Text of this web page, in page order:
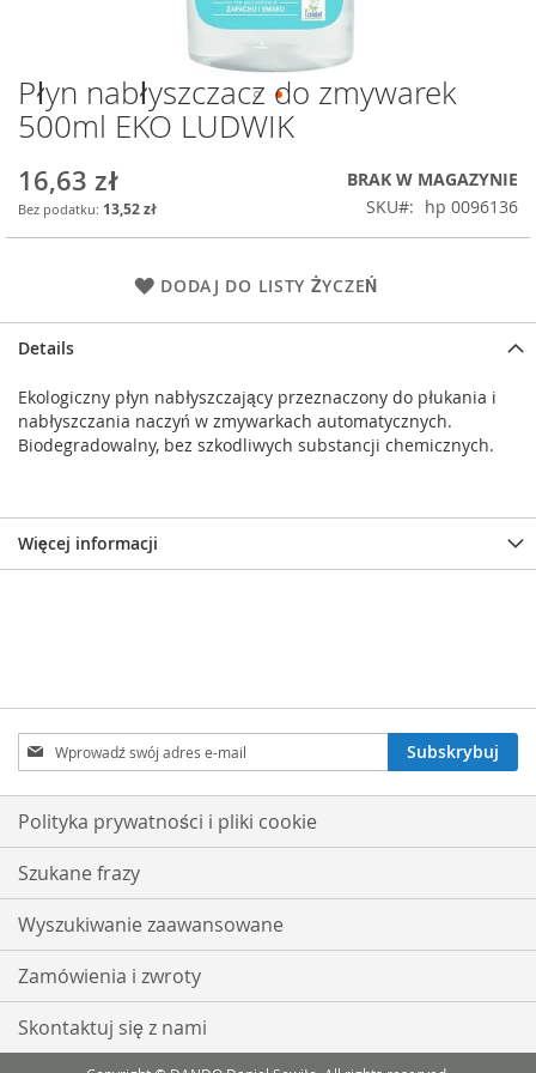
Przejdź
na
początek
Płyn nabłyszczacz do zmywarek
500ml EKO LUDWIK
16,63 zł
13,52 zł
BRAK W MAGAZYNIE
SKU
hp 0096136
DODAJ DO LISTY ŻYCZEŃ
Details
Ekologiczny płyn nabłyszczający przeznaczony do płukania i
nabłyszczania naczyń w zmywarkach automatycznych.
Biodegradowalny, bez szkodliwych substancji chemicznych.
Więcej informacji
Subskrybuj
nasz
newsletter:
Subskrybuj
Polityka prywatności i pliki cookie
Szukane frazy
Wyszukiwanie zaawansowane
Zamówienia i zwroty
Skontaktuj się z nami